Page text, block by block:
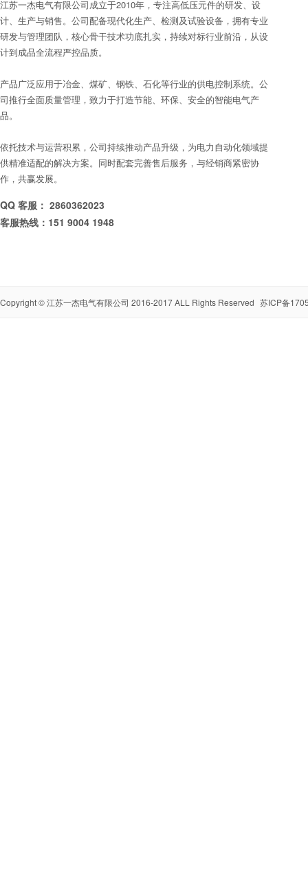
江苏一杰电气有限公司成立于2010年，专注高低压元件的研发、设
计、生产与销售。公司配备现代化生产、检测及试验设备，拥有专业
研发与管理团队，核心骨干技术功底扎实，持续对标行业前沿，从设
计到成品全流程严控品质。
产品广泛应用于冶金、煤矿、钢铁、石化等行业的供电控制系统。公
司推行全面质量管理，致力于打造节能、环保、安全的智能电气产
品。
依托技术与运营积累，公司持续推动产品升级，为电力自动化领域提
供精准适配的解决方案。同时配套完善售后服务，与经销商紧密协
作，共赢发展。
QQ 客服： 2860362023
客服热线：151 9004 1948
Copyright ©江苏一杰电气有限公司 2016-2017 ALL Rights Reserved 苏ICP备